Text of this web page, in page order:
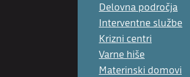
Delovna področja
Interventne službe
Krizni centri
Varne hiše
Materinski domovi